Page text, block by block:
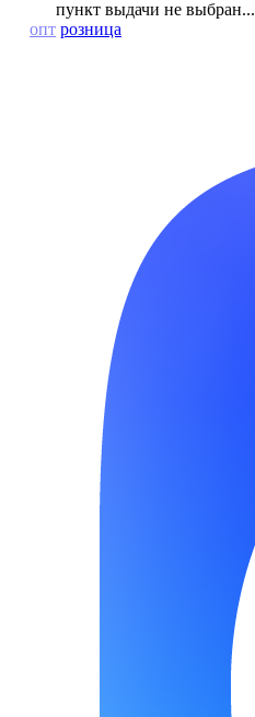
пункт выдачи не выбран...
опт розница